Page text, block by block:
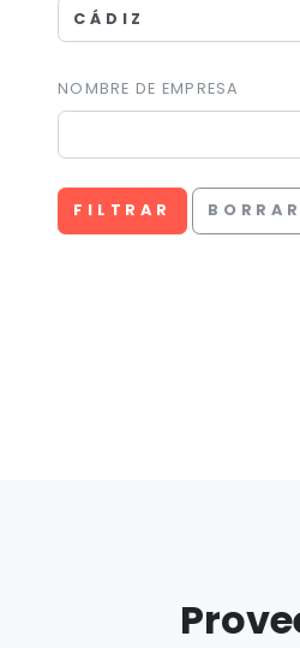
CÁDIZ
NOMBRE DE EMPRESA
FILTRAR BORRAR